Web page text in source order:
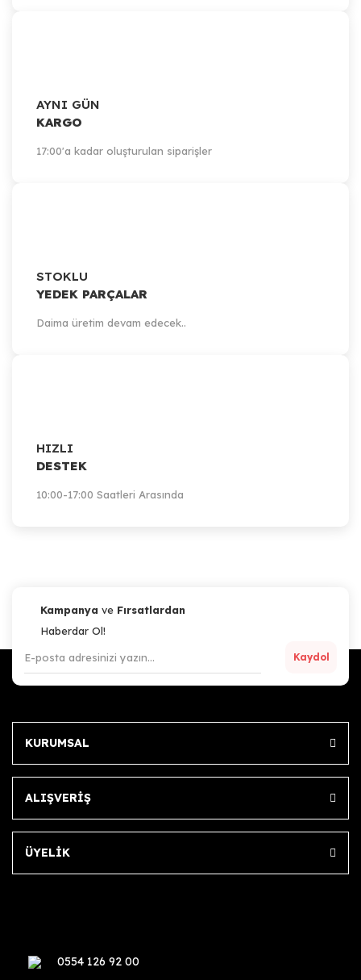
AYNI GÜN
KARGO
17:00'a kadar oluşturulan siparişler
STOKLU
YEDEK PARÇALAR
Daima üretim devam edecek..
HIZLI
DESTEK
10:00-17:00 Saatleri Arasında
Kampanya ve Fırsatlardan
Haberdar Ol!
Kaydol
KURUMSAL
ALIŞVERİŞ
ÜYELİK
0554 126 92 00